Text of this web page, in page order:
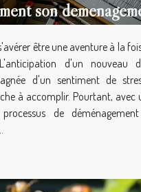
son
être une aventure à la
d'un nouveau
d'un sentiment de
à accomplir. Pourtant, avec
de